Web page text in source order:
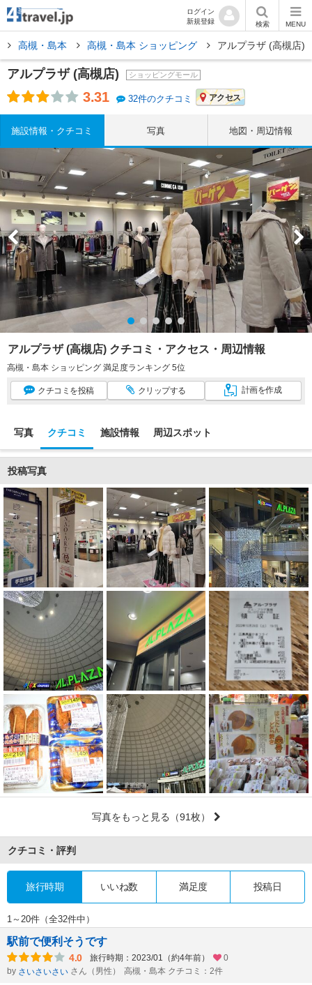
ログイン
新規登録
検索 MENU
高槻・島本 高槻・島本 ショッピング アルプラザ (高槻店)
アルプラザ (高槻店) ショッピングモール
3.31 32件のクチコミ アクセス
施設情報・クチコミ 写真 地図・周辺情報
アルプラザ (高槻店) クチコミ・アクセス・周辺情報
高槻・島本 ショッピング 満足度ランキング 5位
クチコミ を投稿 クリップする 計画を作成
写真 クチコミ 施設情報 周辺スポット
投稿写真
写真をもっと見る （91枚）
クチコミ・評判
旅行時期 いいね数 満足度 投稿日
1～20件（全32件中）
駅前で便利そうです
4.0 旅行時期：2023/01（約4年前）
0
by さいさいさい さん（男性） 高槻・島本 クチコミ：2件